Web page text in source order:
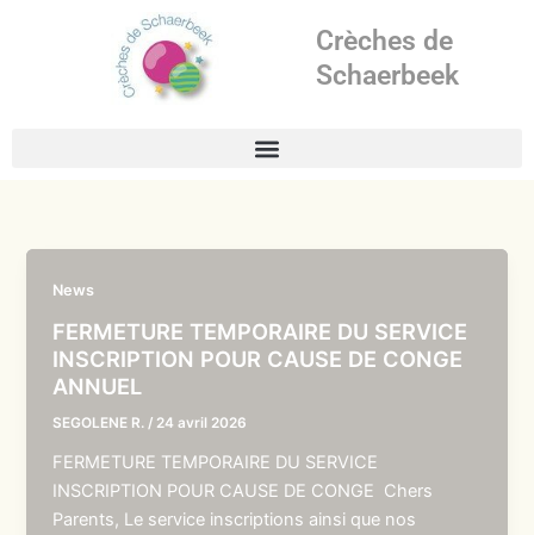
Crèches de
Schaerbeek
News
FERMETURE TEMPORAIRE DU SERVICE
INSCRIPTION POUR CAUSE DE CONGE
ANNUEL
SEGOLENE R. / 24 avril 2026
FERMETURE TEMPORAIRE DU SERVICE
INSCRIPTION POUR CAUSE DE CONGE Chers
Parents, Le service inscriptions ainsi que nos